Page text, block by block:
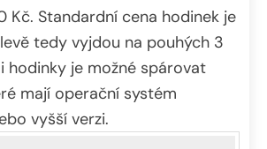
Kč. Standardní cena hodinek je
tedy vyjdou na pouhých 3
hodinky je možné spárovat
mají operační systém
vyšší verzi.